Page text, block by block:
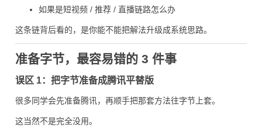
如果是短视频 / 推荐 / 直播链路怎么办
这条链背后看的，是你能不能把解法升级成系统思路。
准备字节，最容易错的 3 件事
误区 1：把字节准备成腾讯平替版
很多同学会先准备腾讯，再顺手把那套方法往字节上套。
这当然不是完全没用。